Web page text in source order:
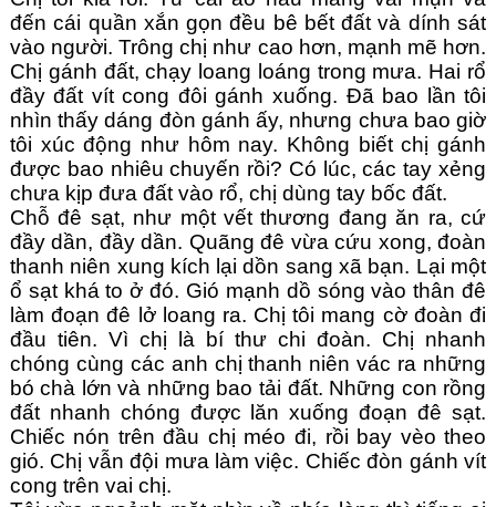
đến cái quần xắn gọn đều bê bết đất và dính sát
vào người. Trông chị như cao hơn, mạnh mẽ hơn.
Chị gánh đất, chạy loang loáng trong mưa. Hai rổ
đầy đất vít cong đôi gánh xuống. Đã bao lần tôi
nhìn thấy dáng đòn gánh ấy, nhưng chưa bao giờ
tôi xúc động như hôm nay. Không biết chị gánh
được bao nhiêu chuyến rồi? Có lúc, các tay xẻng
chưa kịp đưa đất vào rổ, chị dùng tay bốc đất.
Chỗ đê sạt, như một vết thương đang ăn ra, cứ
đầy dần, đầy dần. Quãng đê vừa cứu xong, đoàn
thanh niên xung kích lại dồn sang xã bạn. Lại một
ổ sạt khá to ở đó. Gió mạnh dồ sóng vào thân đê
làm đoạn đê lở loang ra. Chị tôi mang cờ đoàn đi
đầu tiên. Vì chị là bí thư chi đoàn. Chị nhanh
chóng cùng các anh chị thanh niên vác ra những
bó chà lớn và những bao tải đất. Những con rồng
đất nhanh chóng được lăn xuống đoạn đê sạt.
Chiếc nón trên đầu chị méo đi, rồi bay vèo theo
gió. Chị vẫn đội mưa làm việc. Chiếc đòn gánh vít
cong trên vai chị.